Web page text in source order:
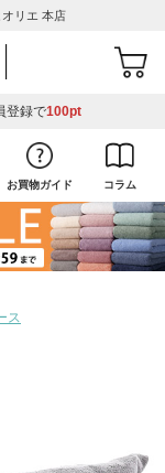
リエ 本店
登録で100pt
お買物ガイド コラム
ス